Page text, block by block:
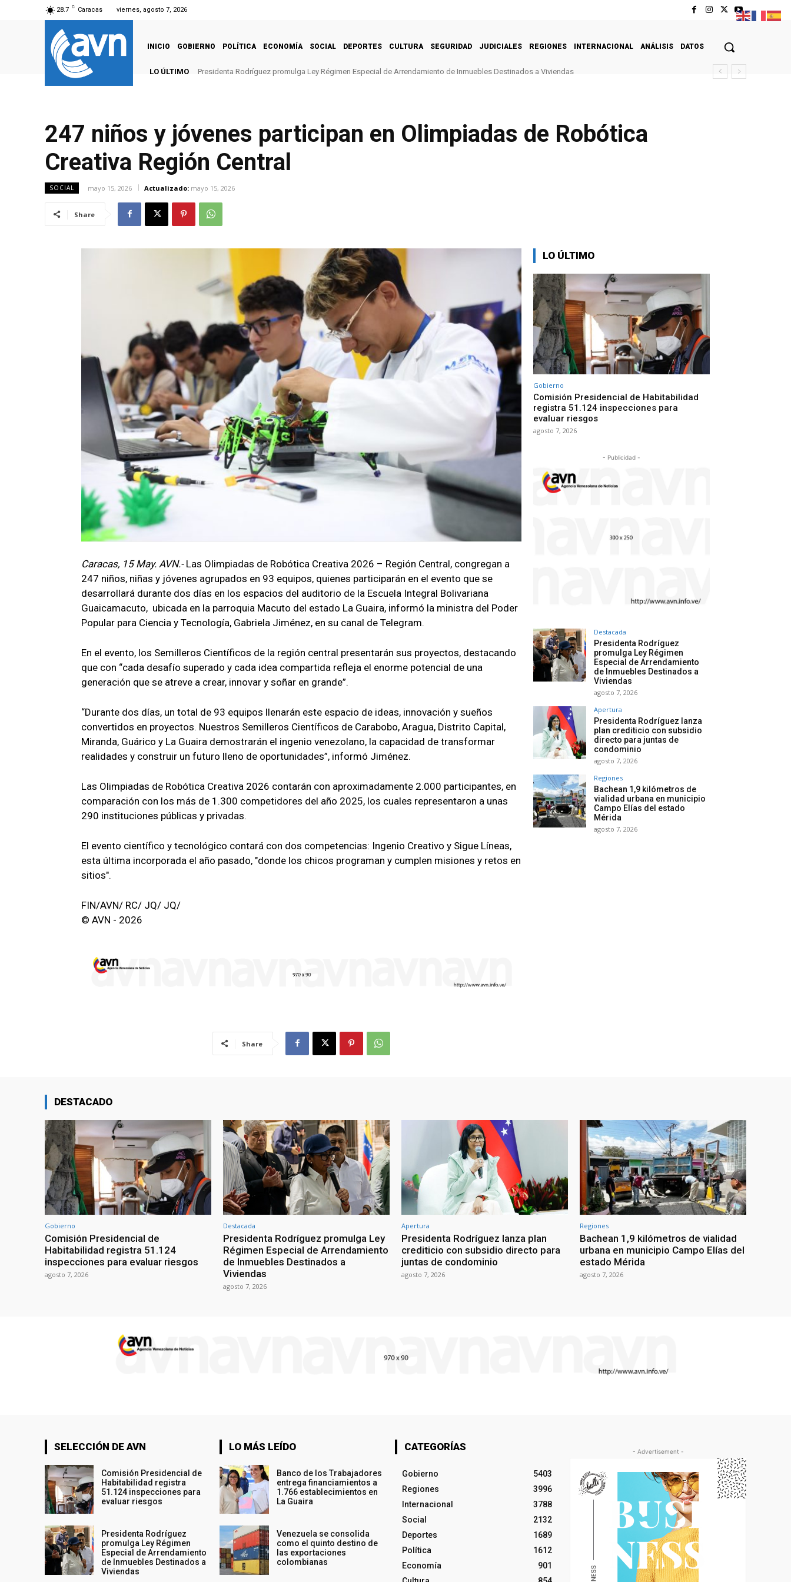
28.7 C Caracas viernes, agosto 7, 2026
INICIO GOBIERNO POLÍTICA ECONOMÍA SOCIAL DEPORTES CULTURA SEGURIDAD JUDICIALES REGIONES INTERNACIONAL ANÁLISIS DATOS
LO ÚLTIMO Presidenta Rodríguez promulga Ley Régimen Especial de Arrendamiento de Inmuebles Destinados a Viviendas
247 niños y jóvenes participan en Olimpiadas de Robótica
Creativa Región Central
SOCIAL mayo 15, 2026 Actualizado: mayo 15, 2026
Share
Caracas, 15 May. AVN.- Las Olimpiadas de Robótica Creativa 2026 – Región Central, congregan a
247 niños, niñas y jóvenes agrupados en 93 equipos, quienes participarán en el evento que se
desarrollará durante dos días en los espacios del auditorio de la Escuela Integral Bolivariana
Guaicamacuto, ubicada en la parroquia Macuto del estado La Guaira, informó la ministra del Poder
Popular para Ciencia y Tecnología, Gabriela Jiménez, en su canal de Telegram.
En el evento, los Semilleros Científicos de la región central presentarán sus proyectos, destacando
que con “cada desafío superado y cada idea compartida refleja el enorme potencial de una
generación que se atreve a crear, innovar y soñar en grande”.
“Durante dos días, un total de 93 equipos llenarán este espacio de ideas, innovación y sueños
convertidos en proyectos. Nuestros Semilleros Científicos de Carabobo, Aragua, Distrito Capital,
Miranda, Guárico y La Guaira demostrarán el ingenio venezolano, la capacidad de transformar
realidades y construir un futuro lleno de oportunidades”, informó Jiménez.
Las Olimpiadas de Robótica Creativa 2026 contarán con aproximadamente 2.000 participantes, en
comparación con los más de 1.300 competidores del año 2025, los cuales representaron a unas
290 instituciones públicas y privadas.
El evento científico y tecnológico contará con dos competencias: Ingenio Creativo y Sigue Líneas,
esta última incorporada el año pasado, "donde los chicos programan y cumplen misiones y retos en
sitios".
FIN/AVN/ RC/ JQ/ JQ/
© AVN - 2026
Share
LO ÚLTIMO
Gobierno
Comisión Presidencial de Habitabilidad
registra 51.124 inspecciones para
evaluar riesgos
agosto 7, 2026
- Publicidad -
Destacada
Presidenta Rodríguez
promulga Ley Régimen
Especial de Arrendamiento
de Inmuebles Destinados a
Viviendas
agosto 7, 2026
Apertura
Presidenta Rodríguez lanza
plan crediticio con subsidio
directo para juntas de
condominio
agosto 7, 2026
Regiones
Bachean 1,9 kilómetros de
vialidad urbana en municipio
Campo Elías del estado
Mérida
agosto 7, 2026
DESTACADO
Gobierno
Comisión Presidencial de
Habitabilidad registra 51.124
inspecciones para evaluar riesgos
agosto 7, 2026
Destacada
Presidenta Rodríguez promulga Ley
Régimen Especial de Arrendamiento
de Inmuebles Destinados a
Viviendas
agosto 7, 2026
Apertura
Presidenta Rodríguez lanza plan
crediticio con subsidio directo para
juntas de condominio
agosto 7, 2026
Regiones
Bachean 1,9 kilómetros de vialidad
urbana en municipio Campo Elías del
estado Mérida
agosto 7, 2026
SELECCIÓN DE AVN
Comisión Presidencial de
Habitabilidad registra
51.124 inspecciones para
evaluar riesgos
Presidenta Rodríguez
promulga Ley Régimen
Especial de Arrendamiento
de Inmuebles Destinados a
Viviendas
LO MÁS LEÍDO
Banco de los Trabajadores
entrega financiamientos a
1.766 establecimientos en
La Guaira
Venezuela se consolida
como el quinto destino de
las exportaciones
colombianas
CATEGORÍAS
Gobierno
5403
Regiones
3996
Internacional
3788
Social
2132
Deportes
1689
Política
1612
Economía
901
- Advertisement -